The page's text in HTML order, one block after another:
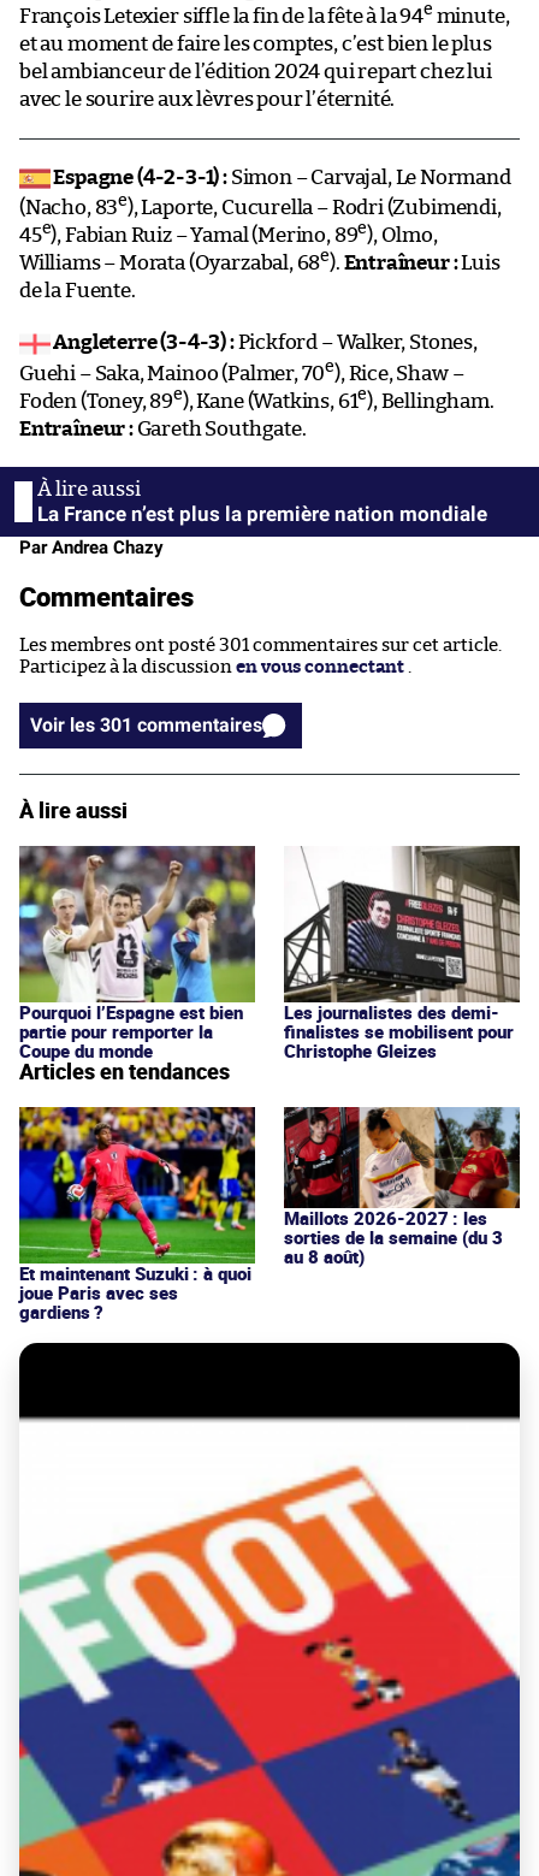
François Letexier siffle la fin de la fête à la 94e minute,
et au moment de faire les comptes, c’est bien le plus
bel ambianceur de l’édition 2024 qui repart chez lui
avec le sourire aux lèvres pour l’éternité.
Espagne (4-2-3-1):Simon – Carvajal, Le Normand
(Nacho, 83e), Laporte, Cucurella – Rodri (Zubimendi,
45e), Fabian Ruiz – Yamal (Merino, 89e), Olmo,
Williams – Morata (Oyarzabal, 68e). Entraîneur :Luis
de la Fuente.
Angleterre (3-4-3) :Pickford – Walker, Stones,
Guehi – Saka, Mainoo (Palmer, 70e), Rice, Shaw –
Foden (Toney, 89e), Kane (Watkins, 61e), Bellingham.
Entraîneur :Gareth Southgate.
La France n’est plus la première nation mondiale
Par Andrea Chazy
Commentaires
Les membres ont posté 301 commentaires sur cet article.
Participez à la discussion en vous connectant
Voir les 301 commentaires
À lire aussi
Pourquoi l’Espagne est bien
partie pour remporter la
Coupe du monde
Les journalistes des demi-
finalistes se mobilisent pour
Christophe Gleizes
Articles en tendances
Et maintenant Suzuki : à quoi
joue Paris avec ses
gardiens ?
Maillots 2026-2027 : les
sorties de la semaine (du 3
au 8 août)